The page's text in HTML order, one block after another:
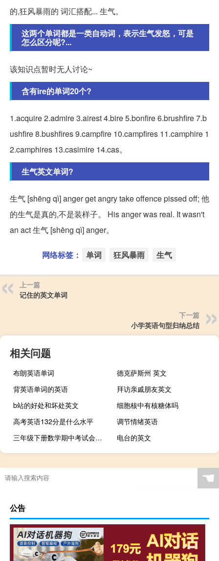
的,狂风暴雨的 词汇搭配... 生气。
这两个单词都是一类自动词，表示生气发怒，可是
怎么区分呢?...
该知识点暂时无人讨论~
含有ire的单词20个?
1.acquire 2.admire 3.airest 4.bire 5.bonfire 6.brushfire 7.b
ushfire 8.bushfires 9.campfire 10.campfires 11.camphire 1
2.camphires 13.casimire 14.cas。
生气英文单词?
生气 [shēng qì] anger get angry take offence pissed off; 他
的生气是真的,不是装样子。 His anger was real. It wasn't
an act 生气 [shēng qì] anger。
网络标签： 单词 狂风暴雨 生气
上一篇
记住的英文单词
下一篇
小学英语句型归纳总结
相关问题
布朗英语单词
德克萨斯州 英文
背英语单词的英语
拜访亲戚朋友英文
b站的好处和坏处英文
细胞核中有核糖体吗
高考英语132分是什么水平
调节情绪英语
三年级下册数学期中考试会考哪些 人教版三年级数学上册期中试卷
电台的英文
☚
公告